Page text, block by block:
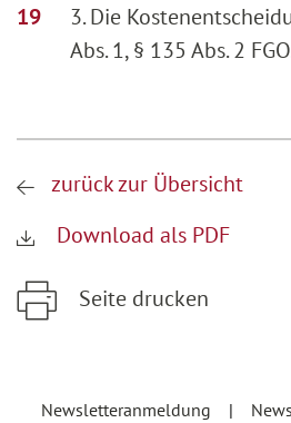
3. Die
Abs. 1, § 135 Abs. 2
zurück zur Übersicht
Download als PDF
Seite drucken
Newsletteranmeldung